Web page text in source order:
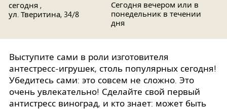
сегодня ,
ул. Тверитина, 34/8
Сегодня вечером или в
понедельник в течении
дня
Выступите сами в роли изготовителя
антестресс-игрушек, столь популярных сегодня!
Убедитесь сами: это совсем не сложно. Это
очень увлекательно! Сделайте свой первый
антистресс виноград, и кто знает: может быть